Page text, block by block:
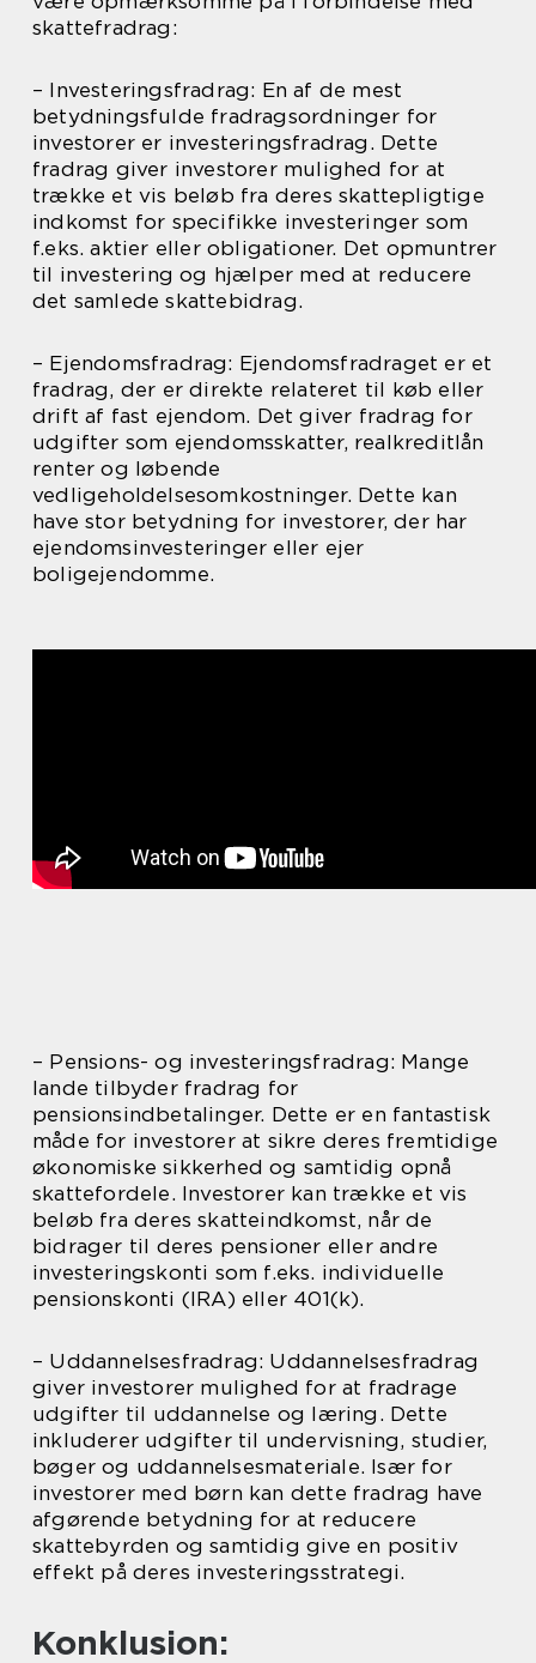
skattefradrag:
– Investeringsfradrag: En af de mest
betydningsfulde fradragsordninger for
investorer er investeringsfradrag. Dette
fradrag giver investorer mulighed for at
trække et vis beløb fra deres skattepligtige
indkomst for specifikke investeringer som
f.eks. aktier eller obligationer. Det opmuntrer
til investering og hjælper med at reducere
det samlede skattebidrag.
– Ejendomsfradrag: Ejendomsfradraget er et
fradrag, der er direkte relateret til køb eller
drift af fast ejendom. Det giver fradrag for
udgifter som ejendomsskatter, realkreditlån
renter og løbende
vedligeholdelsesomkostninger. Dette kan
have stor betydning for investorer, der har
ejendomsinvesteringer eller ejer
boligejendomme.
– Pensions- og investeringsfradrag: Mange
lande tilbyder fradrag for
pensionsindbetalinger. Dette er en fantastisk
måde for investorer at sikre deres fremtidige
økonomiske sikkerhed og samtidig opnå
skattefordele. Investorer kan trække et vis
beløb fra deres skatteindkomst, når de
bidrager til deres pensioner eller andre
investeringskonti som f.eks. individuelle
pensionskonti (IRA) eller 401(k).
– Uddannelsesfradrag: Uddannelsesfradrag
giver investorer mulighed for at fradrage
udgifter til uddannelse og læring. Dette
inkluderer udgifter til undervisning, studier,
bøger og uddannelsesmateriale. Især for
investorer med børn kan dette fradrag have
afgørende betydning for at reducere
skattebyrden og samtidig give en positiv
effekt på deres investeringsstrategi.
Konklusion: